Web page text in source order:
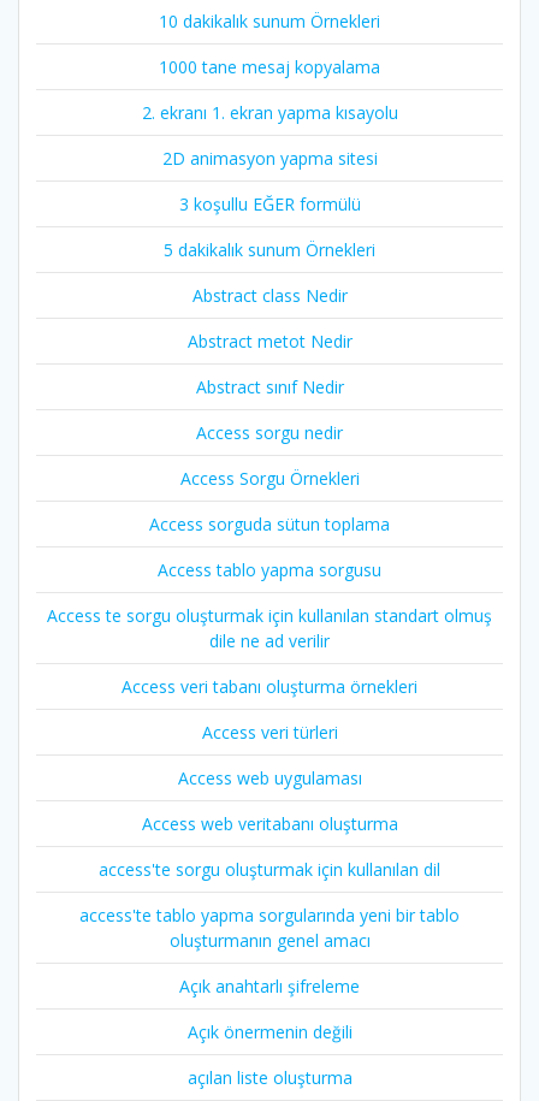
10 dakikalık sunum Örnekleri
1000 tane mesaj kopyalama
2. ekranı 1. ekran yapma kısayolu
2D animasyon yapma sitesi
3 koşullu EĞER formülü
5 dakikalık sunum Örnekleri
Abstract class Nedir
Abstract metot Nedir
Abstract sınıf Nedir
Access sorgu nedir
Access Sorgu Örnekleri
Access sorguda sütun toplama
Access tablo yapma sorgusu
Access te sorgu oluşturmak için kullanılan standart olmuş
dile ne ad verilir
Access veri tabanı oluşturma örnekleri
Access veri türleri
Access web uygulaması
Access web veritabanı oluşturma
access'te sorgu oluşturmak için kullanılan dil
access'te tablo yapma sorgularında yeni bir tablo
oluşturmanın genel amacı
Açık anahtarlı şifreleme
Açık önermenin değili
açılan liste oluşturma